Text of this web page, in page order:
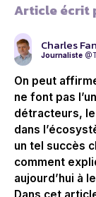
Article écrit
Charles
Journaliste
On peut
ne font pas
détracteurs,
dans
un tel succès
comment
aujourd’hui à